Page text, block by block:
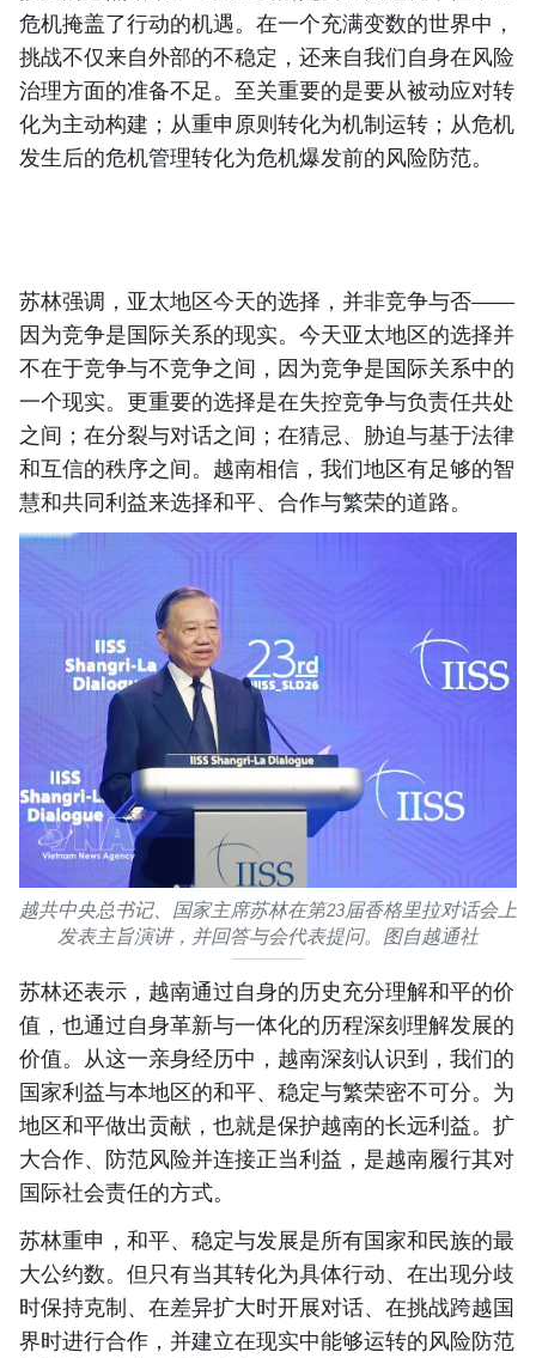
危机掩盖了行动的机遇。在一个充满变数的世界中，
挑战不仅来自外部的不稳定，还来自我们自身在风险
治理方面的准备不足。至关重要的是要从被动应对转
化为主动构建；从重申原则转化为机制运转；从危机
发生后的危机管理转化为危机爆发前的风险防范。
苏林强调，亚太地区今天的选择，并非竞争与否——
因为竞争是国际关系的现实。今天亚太地区的选择并
不在于竞争与不竞争之间，因为竞争是国际关系中的
一个现实。更重要的选择是在失控竞争与负责任共处
之间；在分裂与对话之间；在猜忌、胁迫与基于法律
和互信的秩序之间。越南相信，我们地区有足够的智
慧和共同利益来选择和平、合作与繁荣的道路。
越共中央总书记、国家主席苏林在第23届香格里拉对话会上
发表主旨演讲，并回答与会代表提问。图自越通社
苏林还表示，越南通过自身的历史充分理解和平的价
值，也通过自身革新与一体化的历程深刻理解发展的
价值。从这一亲身经历中，越南深刻认识到，我们的
国家利益与本地区的和平、稳定与繁荣密不可分。为
地区和平做出贡献，也就是保护越南的长远利益。扩
大合作、防范风险并连接正当利益，是越南履行其对
国际社会责任的方式。
苏林重申，和平、稳定与发展是所有国家和民族的最
大公约数。但只有当其转化为具体行动、在出现分歧
时保持克制、在差异扩大时开展对话、在挑战跨越国
界时进行合作，并建立在现实中能够运转的风险防范